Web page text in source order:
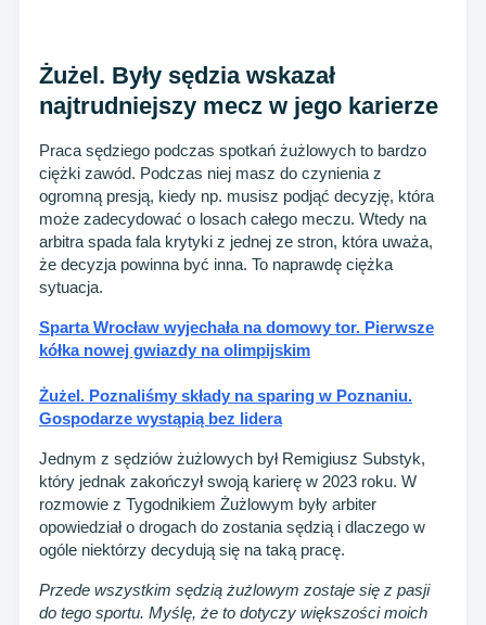
Żużel. Były sędzia wskazał
najtrudniejszy mecz w jego karierze
Praca sędziego podczas spotkań żużlowych to bardzo
ciężki zawód. Podczas niej masz do czynienia z
ogromną presją, kiedy np. musisz podjąć decyzję, która
może zadecydować o losach całego meczu. Wtedy na
arbitra spada fala krytyki z jednej ze stron, która uważa,
że decyzja powinna być inna. To naprawdę ciężka
sytuacja.
Sparta Wrocław wyjechała na domowy tor. Pierwsze
kółka nowej gwiazdy na olimpijskim
Żużel. Poznaliśmy składy na sparing w Poznaniu.
Gospodarze wystąpią bez lidera
Jednym z sędziów żużlowych był Remigiusz Substyk,
który jednak zakończył swoją karierę w 2023 roku. W
rozmowie z Tygodnikiem Żużlowym były arbiter
opowiedział o drogach do zostania sędzią i dlaczego w
ogóle niektórzy decydują się na taką pracę.
Przede wszystkim sędzią żużlowym zostaje się z pasji
do tego sportu. Myślę, że to dotyczy większości moich